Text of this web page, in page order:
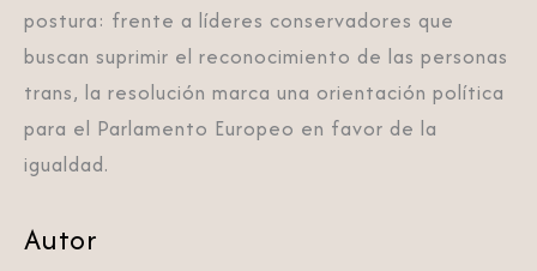
postura: frente a líderes conservadores que
buscan suprimir el reconocimiento de las personas
trans, la resolución marca una orientación política
para el Parlamento Europeo en favor de la
igualdad.
Autor